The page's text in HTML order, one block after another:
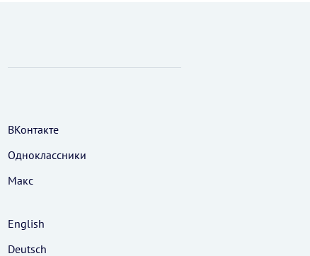
ВКонтакте
Одноклассники
Макс
English
Deutsch